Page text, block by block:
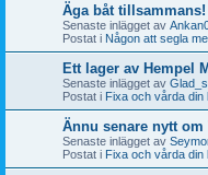
Äga båt tillsammans!
Senaste inlägget av
Postat i Någon att segla
Ett lager av Hempel
Senaste inlägget av
Postat i Fixa och vårda din
Ännu senare nytt om
Senaste inlägget av
Postat i Fixa och vårda din